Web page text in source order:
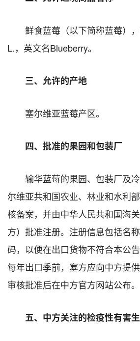
鲜食蓝莓（以下简称蓝莓）
L.，英文名Blueberry。
三、允许的产地
塞尔维亚蓝莓产区。
四、批准的果园和包装厂
输华蓝莓的果园、包装厂及
尔维亚共和国农业、林业和水利
核备案，并由中华人民共和国海
方）批准注册。注册信息包括名
码，以便在出口货物不符合本公
每年出口季前，塞方应向中方提
审核批准后在中方官方网站公布。
五、中方关注的检疫性有害